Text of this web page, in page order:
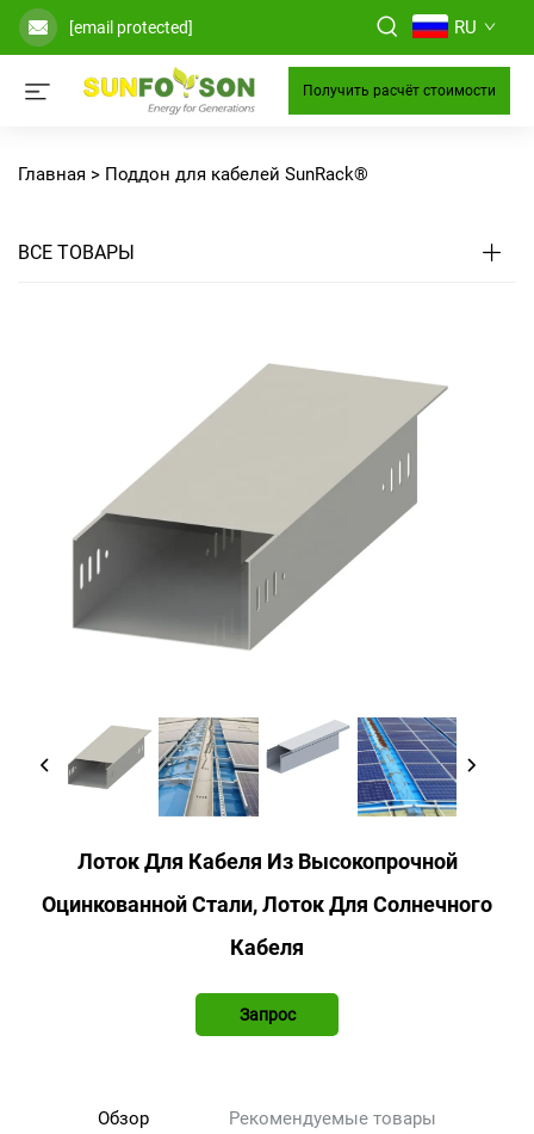
[email protected] RU
Получить расчёт стоимости
Главная > Поддон для кабелей SunRack®
ВСЕ ТОВАРЫ
Лоток Для Кабеля Из Высокопрочной
Оцинкованной Стали, Лоток Для Солнечного
Кабеля
Запрос
Обзор Рекомендуемые товары